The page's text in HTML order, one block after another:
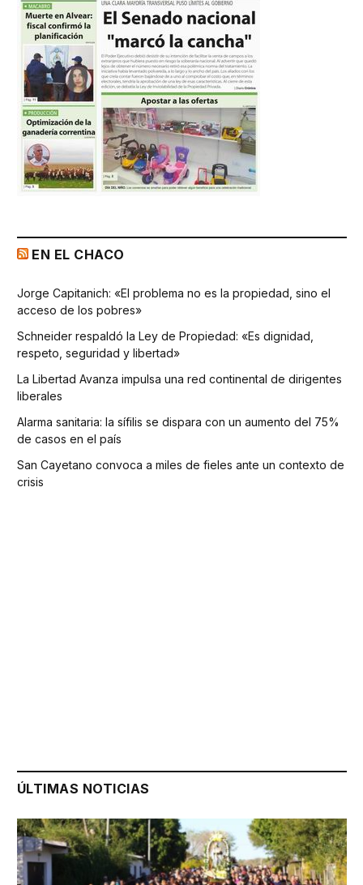
EN EL CHACO
Jorge Capitanich: «El problema no es la propiedad, sino el
acceso de los pobres»
Schneider respaldó la Ley de Propiedad: «Es dignidad,
respeto, seguridad y libertad»
La Libertad Avanza impulsa una red continental de dirigentes
liberales
Alarma sanitaria: la sífilis se dispara con un aumento del 75%
de casos en el país
San Cayetano convoca a miles de fieles ante un contexto de
crisis
ÚLTIMAS NOTICIAS